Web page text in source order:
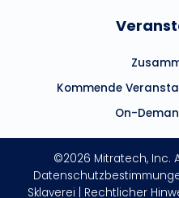
Kommende
On-
©2026 Mitratech, Inc.
Sklaverei
Rechtlicher